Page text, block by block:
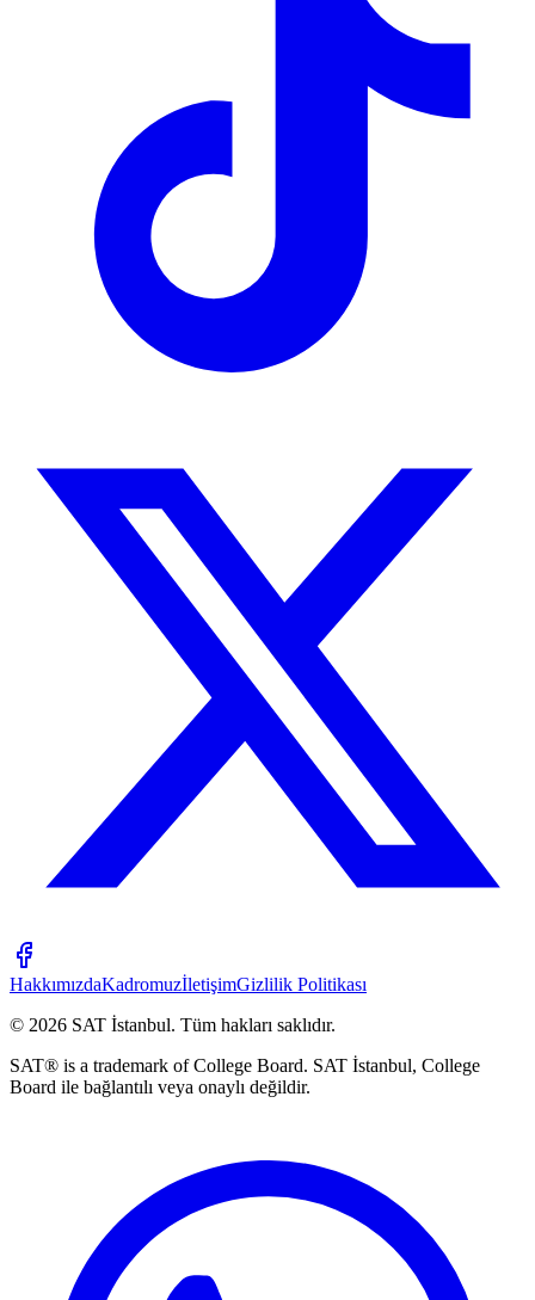
HakkımızdaKadromuzİletişimGizlilik Politikası
© 2026 SAT İstanbul. Tüm hakları saklıdır.
SAT® is a trademark of College Board. SAT İstanbul, College
Board ile bağlantılı veya onaylı değildir.